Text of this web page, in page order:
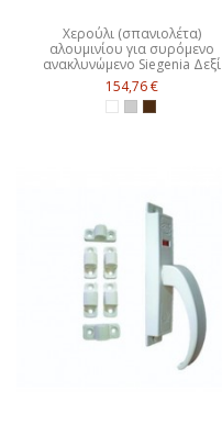
Χερούλι (σπανιολέτα)
αλουμινίου για συρόμενο
ανακλυνώμενο Siegenia Δεξί
154,76 €